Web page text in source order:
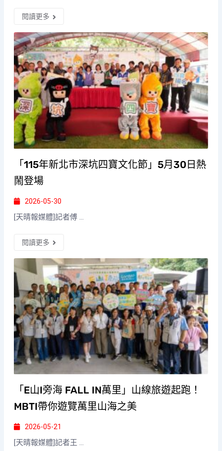
閱讀更多
「115年新北市深坑四寶文化節」5月30日熱
鬧登場
2026-05-30
[天晴報媒體]記者傅 ...
閱讀更多
「E山I旁海 FALL IN萬里」山線旅遊起跑！
MBTI帶你遊覽萬里山海之美
2026-05-21
[天晴報媒體]記者王 ...